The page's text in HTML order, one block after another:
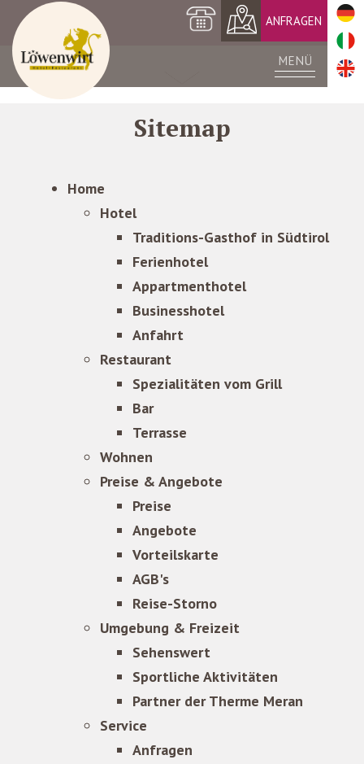
+39 0473 561420
MENÜ
ANFRAGEN
Sitemap
Home
Hotel
Traditions-Gasthof in Südtirol
Ferienhotel
Appartmenthotel
Businesshotel
Anfahrt
Restaurant
Spezialitäten vom Grill
Bar
Terrasse
Wohnen
Preise & Angebote
Preise
Angebote
Vorteilskarte
AGB's
Reise-Storno
Umgebung & Freizeit
Sehenswert
Sportliche Aktivitäten
Partner der Therme Meran
Service
Anfragen